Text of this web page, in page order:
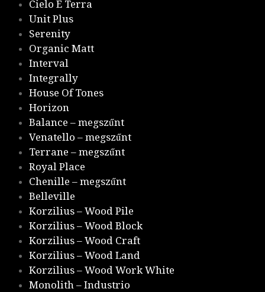
Cielo E Terra
Unit Plus
Serenity
Organic Matt
Interval
Integrally
House Of Tones
Horizon
Balance – megszűnt
Venatello – megszűnt
Terrane – megszűnt
Royal Place
Chenille – megszűnt
Belleville
Korzilius – Wood Pile
Korzilius – Wood Block
Korzilius – Wood Craft
Korzilius – Wood Land
Korzilius – Wood Work White
Monolith – Industrio